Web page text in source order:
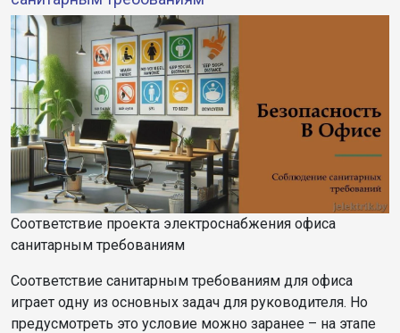
Соответствие проекта электроснабжения офиса
санитарным требованиям
Соответствие санитарным требованиям для офиса
играет одну из основных задач для руководителя. Но
предусмотреть это условие можно заранее – на этапе